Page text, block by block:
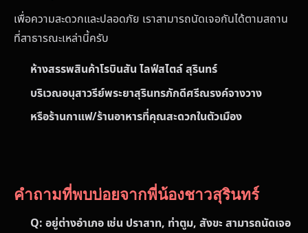
เพื่อความสะดวกและปลอดภัย เราสามารถนัดเจอกันได้ตามสถาน
ที่สาธารณะเหล่านี้ครับ
ห้างสรรพสินค้าโรบินสัน ไลฟ์สไตล์ สุรินทร์
บริเวณอนุสาวรีย์พระยาสุรินทรภักดีศรีณรงค์จางวาง
หรือร้านกาแฟ/ร้านอาหารที่คุณสะดวกในตัวเมือง
คำถามที่พบบ่อยจากพี่น้องชาวสุรินทร์
Q: อยู่ต่างอำเภอ เช่น ปราสาท, ท่าตูม, สังขะ สามารถนัดเจอ